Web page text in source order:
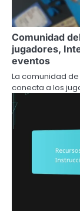
Comunidad
jugadores,
eventos
La comunidad
conecta a los